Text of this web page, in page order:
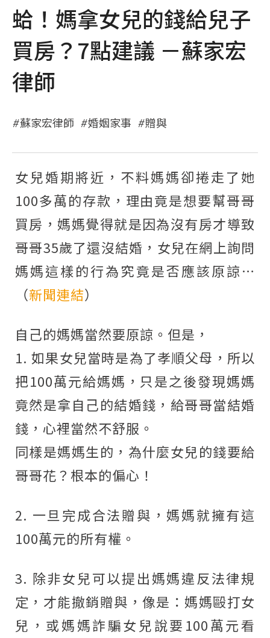
蛤！媽拿女兒的錢給兒子
買房？7點建議 －蘇家宏
律師
蘇家宏律師 婚姻家事 贈與
女兒婚期將近，不料媽媽卻捲走了她
100多萬的存款，理由竟是想要幫哥哥
買房，媽媽覺得就是因為沒有房才導致
哥哥35歲了還沒結婚，女兒在網上詢問
媽媽這樣的行為究竟是否應該原諒…
（新聞連結）
自己的媽媽當然要原諒。但是，
1. 如果女兒當時是為了孝順父母，所以
把100萬元給媽媽，只是之後發現媽媽
竟然是拿自己的結婚錢，給哥哥當結婚
錢，心裡當然不舒服。
同樣是媽媽生的，為什麼女兒的錢要給
哥哥花？根本的偏心！
2. 一旦完成合法贈與，媽媽就擁有這
100萬元的所有權。
3. 除非女兒可以提出媽媽違反法律規
定，才能撤銷贈與，像是：媽媽毆打女
兒，或媽媽詐騙女兒說要100萬元看